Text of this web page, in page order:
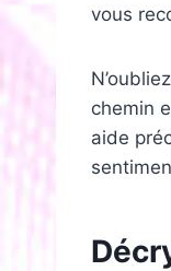
vous
chemin
aide